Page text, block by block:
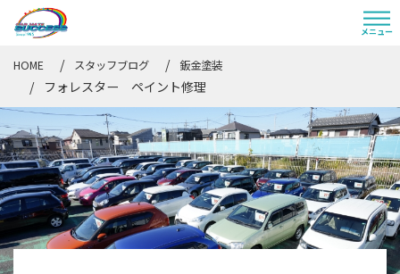
HOME スタッフブログ 鈑金塗装
フォレスター ペイント修理